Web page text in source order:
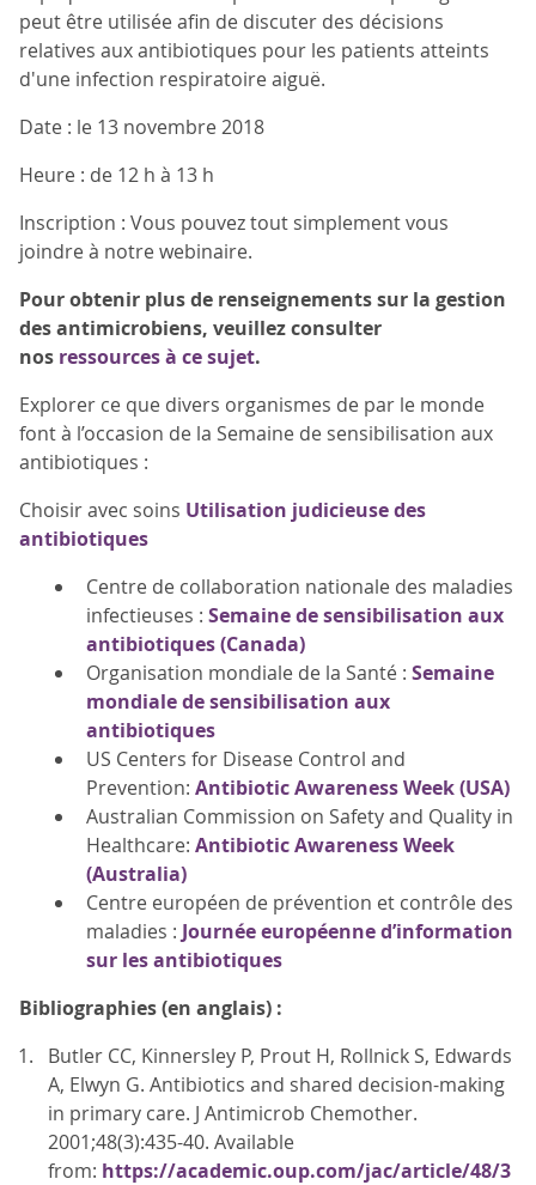
peut être utilisée afin de discuter des décisions
relatives aux antibiotiques pour les patients atteints
d'une infection respiratoire aiguë.
Date : le 13 novembre 2018
Heure : de 12 h à 13 h
Inscription : Vous pouvez tout simplement vous
joindre à notre webinaire.
Pour obtenir plus de renseignements sur la gestion
des antimicrobiens, veuillez consulter
nos ressources à ce sujet.
Explorer ce que divers organismes de par le monde
font à l’occasion de la Semaine de sensibilisation aux
antibiotiques :
Choisir avec soins Utilisation judicieuse des
antibiotiques
Centre de collaboration nationale des maladies
infectieuses : Semaine de sensibilisation aux
antibiotiques (Canada)
Organisation mondiale de la Santé : Semaine
mondiale de sensibilisation aux
antibiotiques
US Centers for Disease Control and
Prevention: Antibiotic Awareness Week (USA)
Australian Commission on Safety and Quality in
Healthcare: Antibiotic Awareness Week
(Australia)
Centre européen de prévention et contrôle des
maladies : Journée européenne d’information
sur les antibiotiques
Bibliographies (en anglais) :
Butler CC, Kinnersley P, Prout H, Rollnick S, Edwards
A, Elwyn G. Antibiotics and shared decision-making
in primary care. J Antimicrob Chemother.
2001;48(3):435-40. Available
from: https://academic.oup.com/jac/article/48/3